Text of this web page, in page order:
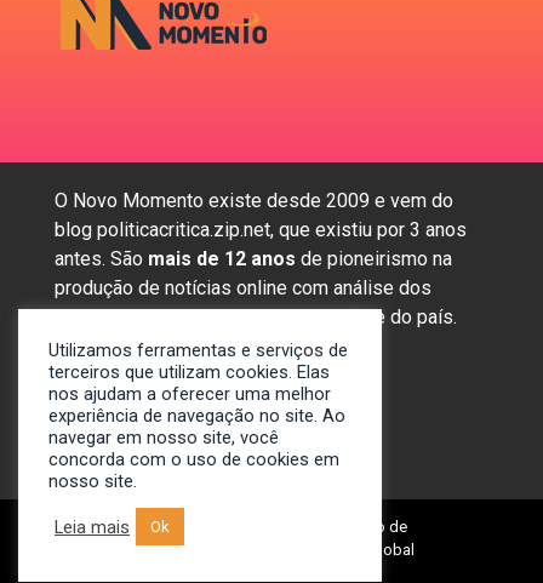
O Novo Momento existe desde 2009 e vem do
blog politicacritica.zip.net, que existiu por 3 anos
antes. São mais de 12 anos de pioneirismo na
produção de notícias online com análise dos
assuntos mais importantes da região e do país.
Sobre nós
Anunciar
Contato
© 2009-2024. Portal Novo Momento de
Notícias. Desenvolvido por: Spivit Global
Utilizamos ferramentas e serviços de
terceiros que utilizam cookies. Elas
nos ajudam a oferecer uma melhor
experiência de navegação no site. Ao
navegar em nosso site, você
concorda com o uso de cookies em
nosso site.
Leia mais Ok